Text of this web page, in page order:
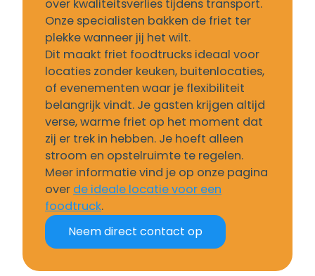
over kwaliteitsverlies tijdens transport.
Onze specialisten bakken de friet ter
plekke wanneer jij het wilt.
Dit maakt friet foodtrucks ideaal voor
locaties zonder keuken, buitenlocaties,
of evenementen waar je flexibiliteit
belangrijk vindt. Je gasten krijgen altijd
verse, warme friet op het moment dat
zij er trek in hebben. Je hoeft alleen
stroom en opstelruimte te regelen.
Meer informatie vind je op onze pagina
over de ideale locatie voor een
foodtruck.
Neem direct contact op